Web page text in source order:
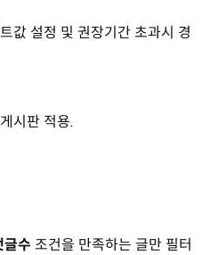
값 설정 및 권장기간 초과시 경
시판 적용.
수 조건을 만족하는 글만 필터